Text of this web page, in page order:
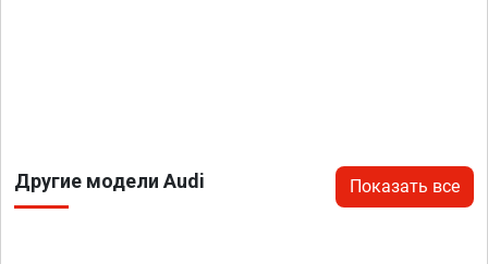
Другие модели Audi Показать все